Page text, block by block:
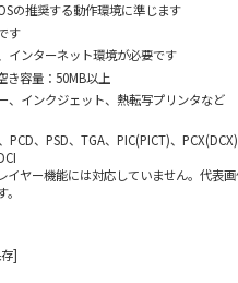
対応プリンタがなくてもいいし、A2版と
ポスターを作ることが宣伝されています
き、便利に感じています。写真を撮るも
ベントでは力を発揮します。ホテルに依
局の仕事をしていますが、会議やイベン
ようになり、大変有難く思っています。
ー作成などで、今までA4プリンターとい
ていました。価格も手ごろで、気楽に購
がたいです。（兵庫県／柳井 克文さん）
真を大きく引き伸ばしてもとても鮮明で
ろまで出来ちゃいます、それも簡単に。
の推奨する動作環境に準じます
す
インターネット環境が必要です
き容量：50MB以上
、インクジェット、熱転写プリンタなど
PCD、PSD、TGA、PIC(PICT)、
イヤー機能には対応していません。代表
]